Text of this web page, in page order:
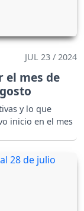
JUL 23 / 2024
el mes de
y lo que
inicio en el mes